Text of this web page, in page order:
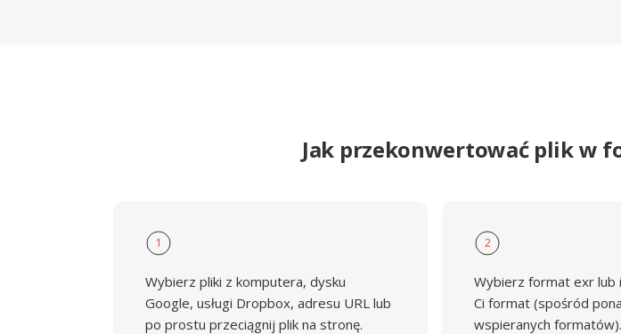
Jak przekonwertować plik w
1
Wybierz pliki z komputera, dysku
Google, usługi Dropbox, adresu URL lub
po prostu przeciągnij plik na stronę.
2
Wybierz format exr lub
Ci format (spośród
wspieranych formatów).